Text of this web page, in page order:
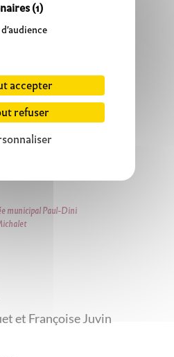
(1)
accepter
refuser
1993
municipal Paul-Dini
et Françoise Juvin